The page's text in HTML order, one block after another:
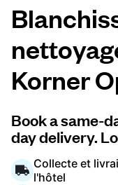
Prix et
À propos
Pour les
Korner
Book a same-
day delivery.
Collecte et
l'hôtel